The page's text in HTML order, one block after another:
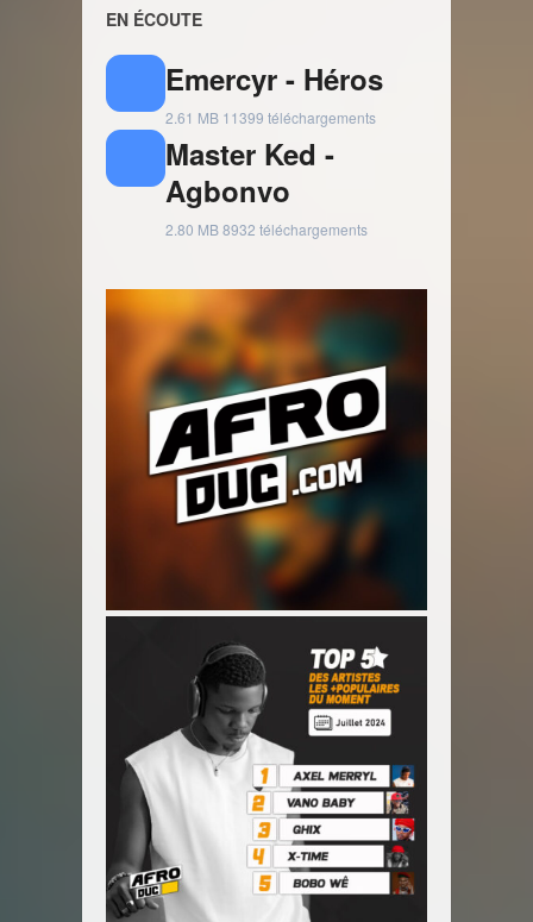
EN ÉCOUTE
Emercyr - Héros
2.61 MB 11399 téléchargements
Master Ked -
Agbonvo
2.80 MB8932 téléchargements